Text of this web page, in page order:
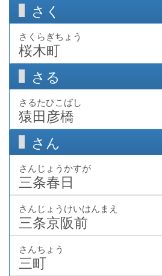
さく
さくらぎちょう
桜木町
さる
さるたひこばし
猿田彦橋
さん
さんじょうかすが
三条春日
さんじょうけいはんまえ
三条京阪前
さんちょう
三町